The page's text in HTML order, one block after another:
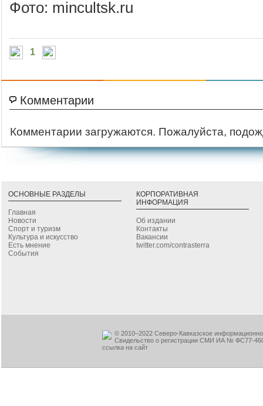
Фото: mincultsk.ru
1
Комментарии
Комментарии загружаются. Пожалуйста,
ОСНОВНЫЕ РАЗДЕЛЫ
Главная
Новости
Спорт и туризм
Культура и искусство
Есть мнение
События
КОРПОРАТИВНАЯ
ИНФОРМАЦИЯ
Об издании
Контакты
Вакансии
twitter.com/contrasterra
© 2010–2022 Северо-Кавказское
Свидельство о регистрации СМИ ИА № ФС77-
ссылка на сайт